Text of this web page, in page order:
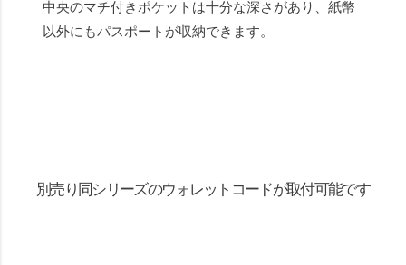
中央のマチ付きポケットは十分な深さがあり、紙幣
以外にもパスポートが収納できます。
別売り同シリーズのウォレットコードが取付可能です